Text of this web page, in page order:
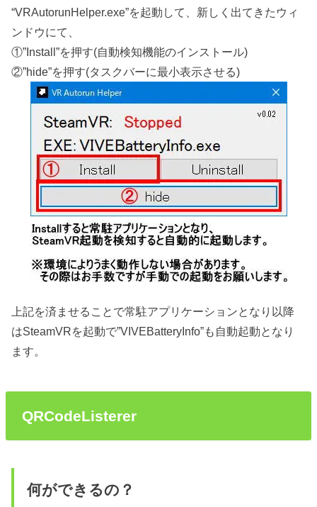
“VRAutorunHelper.exe”を起動して、新しく出てきたウィ
ンドウにて、
①”Install”を押す(自動検知機能のインストール)
②”hide”を押す(タスクバーに最小表示させる)
上記を済ませることで常駐アプリケーションとなり以降
はSteamVRを起動で”VIVEBatteryInfo”も自動起動となり
ます。
QRCodeListerer
何ができるの？